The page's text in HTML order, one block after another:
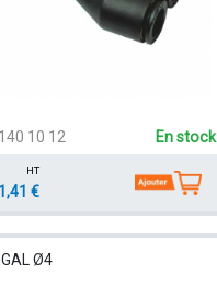
10 12 En stock
HT
€
Ø4